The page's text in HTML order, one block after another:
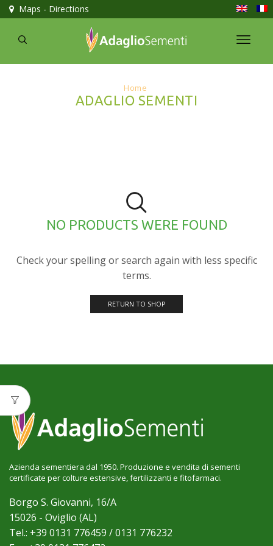
Maps - Directions
Home
ADAGLIO SEMENTI
NO PRODUCTS WERE FOUND
Check your spelling or search again with less specific
terms.
RETURN TO SHOP
Azienda sementiera dal 1950. Produzione e vendita di sementi
certificate per colture estensive, fertilizzanti e fitofarmaci.
Borgo S. Giovanni, 16/A
15026 - Oviglio (AL)
Tel.: +39 0131 776459 / 0131 776232